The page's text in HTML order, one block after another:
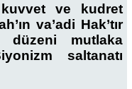
ve kudret
va’adi Hak’tır
mutlaka
saltanatı